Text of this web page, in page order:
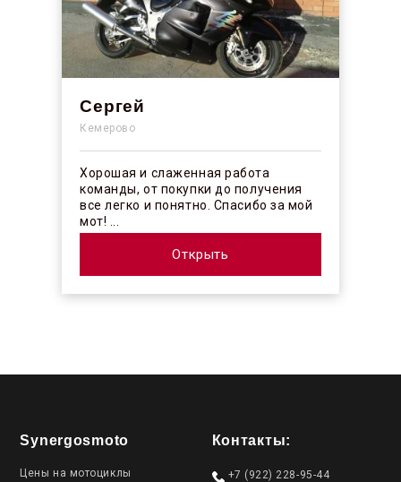
Сергей
Кемерово
Хорошая и слаженная работа
команды, от покупки до получения
все легко и понятно. Спасибо за мой
мот! ...
Открыть
Synergosmoto
Цены на мотоциклы
Контакты:
+7 (922) 228-95-44